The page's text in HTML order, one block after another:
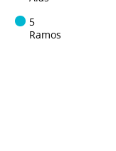
5
Ramos